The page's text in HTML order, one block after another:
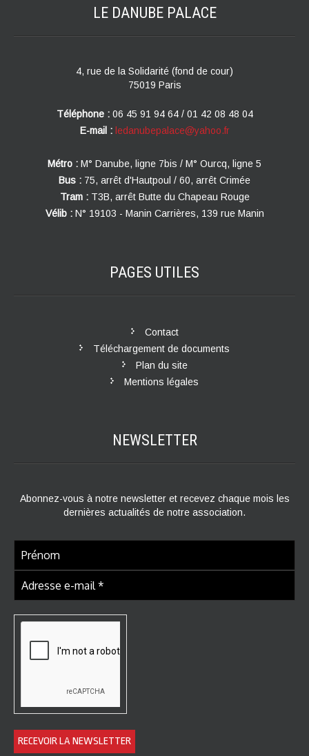
LE DANUBE PALACE
4, rue de la Solidarité (fond de cour)
75019 Paris
Téléphone : 06 45 91 94 64 / 01 42 08 48 04
E-mail : ledanubepalace@yahoo.fr
Métro : M° Danube, ligne 7bis / M° Ourcq, ligne 5
Bus : 75, arrêt d'Hautpoul / 60, arrêt Crimée
Tram : T3B, arrêt Butte du Chapeau Rouge
Vélib : N° 19103 - Manin Carrières, 139 rue Manin
PAGES UTILES
Contact
Téléchargement de documents
Plan du site
Mentions légales
NEWSLETTER
Abonnez-vous à notre newsletter et recevez chaque mois les
dernières actualités de notre association.